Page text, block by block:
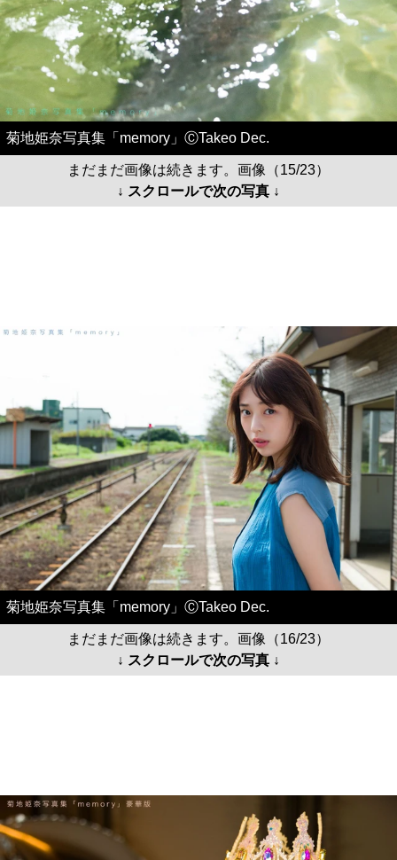
菊地姫奈写真集「memory」ⒸTakeo Dec.
まだまだ画像は続きます。画像（15/23）
↓ スクロールで次の写真 ↓
菊地姫奈写真集「memory」ⒸTakeo Dec.
まだまだ画像は続きます。画像（16/23）
↓ スクロールで次の写真 ↓